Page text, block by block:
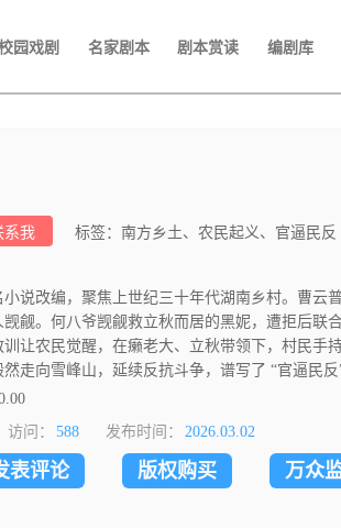
园戏剧 名家剧本 剧本赏读 编剧库
系我 标签：南方乡土、农民起义、官逼民反
说改编，聚焦上世纪三十年代湖南乡村。曹云
觎。何八爷觊觎救立秋而居的黑妮，遭拒后联
让农民觉醒，在癞老大、立秋带领下，村民手
走向雪峰山，延续反抗斗争，谱写了 “官逼民反
访问： 588 发布时间： 2026.03.02
表评论 版权购买 万众